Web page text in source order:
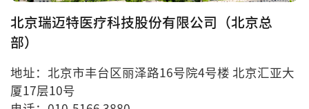
北京瑞迈特医疗科技股份有限公司（北京总
部）
地址：北京市丰台区丽泽路16号院4号楼 北京汇亚大
厦17层10号